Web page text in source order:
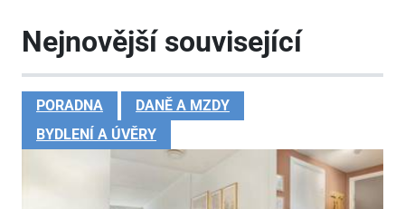
Nejnovější související
PORADNA
DANĚ A MZDY
BYDLENÍ A ÚVĚRY